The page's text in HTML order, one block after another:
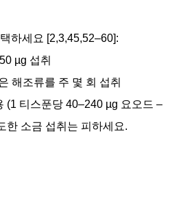
하세요 [2,3,45,52–60]:
µg 섭취
해조류를 주 몇 회 섭취
(1 티스푼당 40–240 µg 요오드 –
한 소금 섭취는 피하세요.